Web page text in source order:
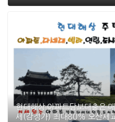
현대해상 아파트담보대출은
세(감정가) 최대80% 오산세